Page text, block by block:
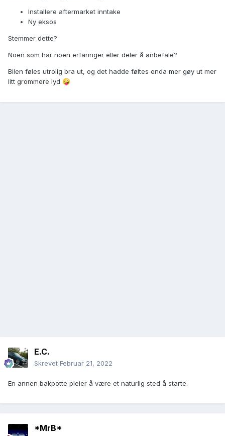
Installere aftermarket inntake
Ny eksos
Stemmer dette?
Noen som har noen erfaringer eller deler å anbefale?
Bilen føles utrolig bra ut, og det hadde føltes enda mer gøy ut mer
litt grommere lyd 🤪
E.C.
Skrevet Februar 21, 2022
En annen bakpotte pleier å være et naturlig sted å starte.
*MrB*